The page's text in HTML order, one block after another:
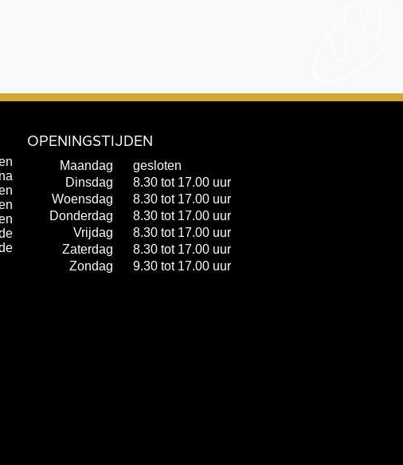
OPENINGSTIJDEN
Maandag
gesloten
Dinsdag
8.30 tot 17.00 uur
Woensdag
8.30 tot 17.00 uur
Donderdag
8.30 tot 17.00 uur
Vrijdag
8.30 tot 17.00 uur
Zaterdag
8.30 tot 17.00 uur
Zondag
9.30 tot 17.00 uur